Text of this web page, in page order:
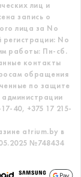
лиц и
запись о
лица за No
регистрации: No
работы: Пн-сб.
контакты
обращения
по защите
администрации
40, +375 17 215-
atrium.by в
№748434